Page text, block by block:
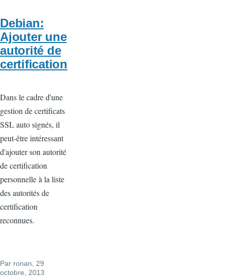
Debian:
Ajouter une
autorité de
certification
Dans le cadre d'une
gestion de certificats
SSL auto signés, il
peut-être intéressant
d'ajouter son autorité
de certification
personnelle à la liste
des autorités de
certification
reconnues.
Par ronan , 29
octobre, 2013